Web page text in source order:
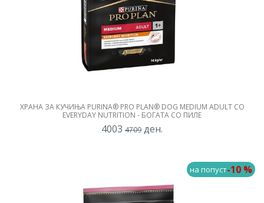
ХРАНА ЗА КУЧИЊА PURINA® PRO PLAN® DOG MEDIUM ADULT СО
EVERYDAY NUTRITION - БОГАТА СО ПИЛЕ
4003 4709 ден.
на попуст-10 %